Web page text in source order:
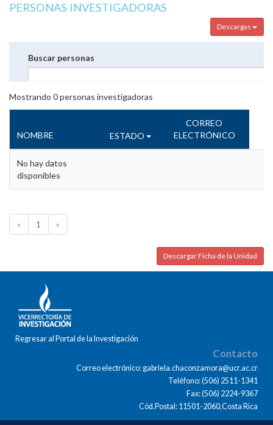
PERSONAS INVESTIGADORAS
Descargas
Buscar personas
Mostrando 0personas investigadoras
NOMBRE ESTADO
CORREO
ELECTRÓNICO
No hay datos
disponibles
« 1 »
Descargar Ficha de la Unidad
Regresar al Portal de la Investigación
Contacto
Correo electrónico: gabriela.chaconzamora@ucr.ac.cr
Teléfono: (506) 2511-1341
Fax: (506) 2224-9367
Cód.Postal: 11501-2060,Costa Rica